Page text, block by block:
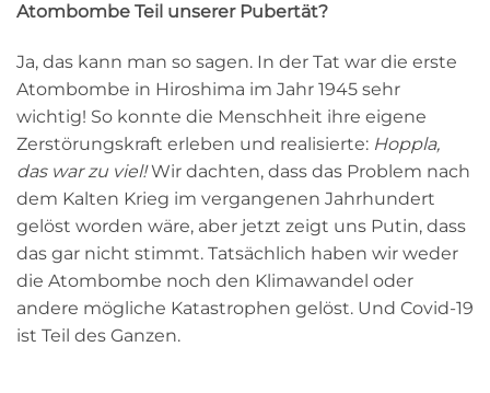
Atombombe Teil unserer Pubertät?
Ja, das kann man so sagen. In der Tat war die erste
Atombombe in Hiroshima im Jahr 1945 sehr
wichtig! So konnte die Menschheit ihre eigene
Zerstörungskraft erleben und realisierte: Hoppla,
das war zu viel!Wir dachten, dass das Problem nach
dem Kalten Krieg im vergangenen Jahrhundert
gelöst worden wäre, aber jetzt zeigt uns Putin, dass
das gar nicht stimmt. Tatsächlich haben wir weder
die Atombombe noch den Klimawandel oder
andere mögliche Katastrophen gelöst. Und Covid-19
ist Teil des Ganzen.